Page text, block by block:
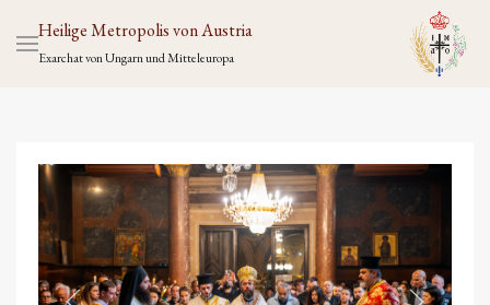
Heilige Metropolis von Austria
Exarchat von Ungarn und Mitteleuropa